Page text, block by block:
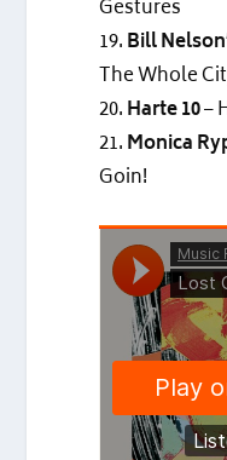
Gestures
19.Bill
The Whole
20.Harte 10–
21.Monica
Goin!